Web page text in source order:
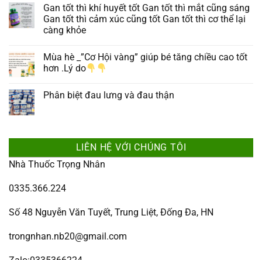
Gan tốt thì khí huyết tốt Gan tốt thì mắt cũng sáng
Gan tốt thì cảm xúc cũng tốt Gan tốt thì cơ thể lại
càng khỏe
Mùa hè _”Cơ Hội vàng” giúp bé tăng chiều cao tốt
hơn .Lý do
Phân biệt đau lưng và đau thận
LIÊN HỆ VỚI CHÚNG TÔI
Nhà Thuốc Trọng Nhân
0335.366.224
Số 48 Nguyễn Văn Tuyết, Trung Liệt, Đống Đa, HN
trongnhan.nb20@gmail.com